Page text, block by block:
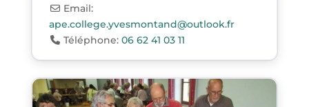
Email:
ape.college.yvesmontand@outlook.fr
Téléphone:06 62 41 03 11